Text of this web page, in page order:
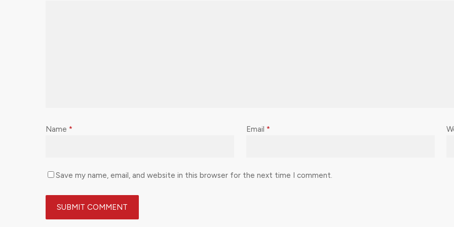
Name * Email *
Save my name, email, and website in this browser for the next time I comment.